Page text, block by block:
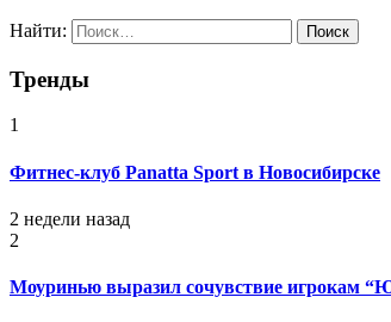
Найти:
Тренды
1
Фитнес-клуб Panatta Sport в Новосибирске
2 недели назад
2
Моуринью выразил сочувствие игрокам